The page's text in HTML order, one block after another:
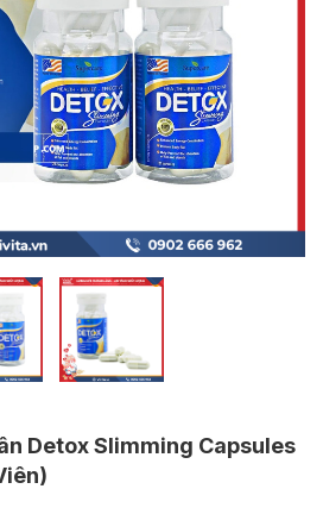
Detox Slimming Capsules